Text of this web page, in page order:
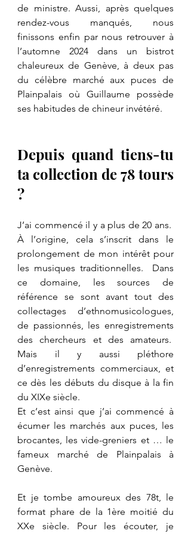
de ministre. Aussi, après quelques
rendez-vous manqués, nous
finissons enfin par nous retrouver à
l’automne 2024 dans un bistrot
chaleureux de Genève, à deux pas
du célèbre marché aux puces de
Plainpalais où Guillaume possède
ses habitudes de chineur invétéré.
Depuis quand tiens-tu
ta collection de 78 tours
?
J’ai commencé il y a plus de 20 ans.
À l’origine, cela s’inscrit dans le
prolongement de mon intérêt pour
les musiques traditionnelles.  Dans
ce domaine, les sources de
référence se sont avant tout des
collectages d’ethnomusicologues,
de passionnés, les enregistrements
des chercheurs et des amateurs.
Mais il y aussi pléthore
d’enregistrements commerciaux, et
ce dès les débuts du disque à la fin
du XIXe siècle.
Et c’est ainsi que j’ai commencé à
écumer les marchés aux puces, les
brocantes, les vide-greniers et … le
fameux marché de Plainpalais à
Genève.
Et je tombe amoureux des 78t, le
format phare de la 1ère moitié du
XXe siècle. Pour les écouter, je